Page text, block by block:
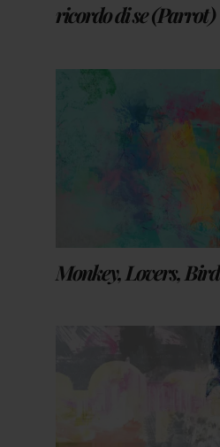
ricordo di se (Parrot)
Monkey, Lovers, Bird